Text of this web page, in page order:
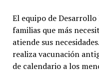
El equipo de
familias que más
atiende sus
realiza vacunación
de calendario a los